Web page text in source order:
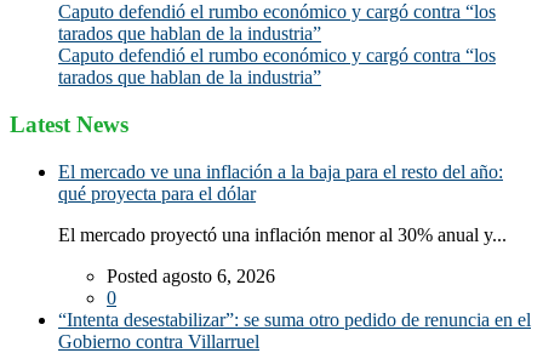
Caputo defendió el rumbo económico y cargó contra “los
tarados que hablan de la industria”
Caputo defendió el rumbo económico y cargó contra “los
tarados que hablan de la industria”
Latest News
El mercado ve una inflación a la baja para el resto del año:
qué proyecta para el dólar
El mercado proyectó una inflación menor al 30% anual y...
Posted agosto 6, 2026
0
“Intenta desestabilizar”: se suma otro pedido de renuncia en el
Gobierno contra Villarruel